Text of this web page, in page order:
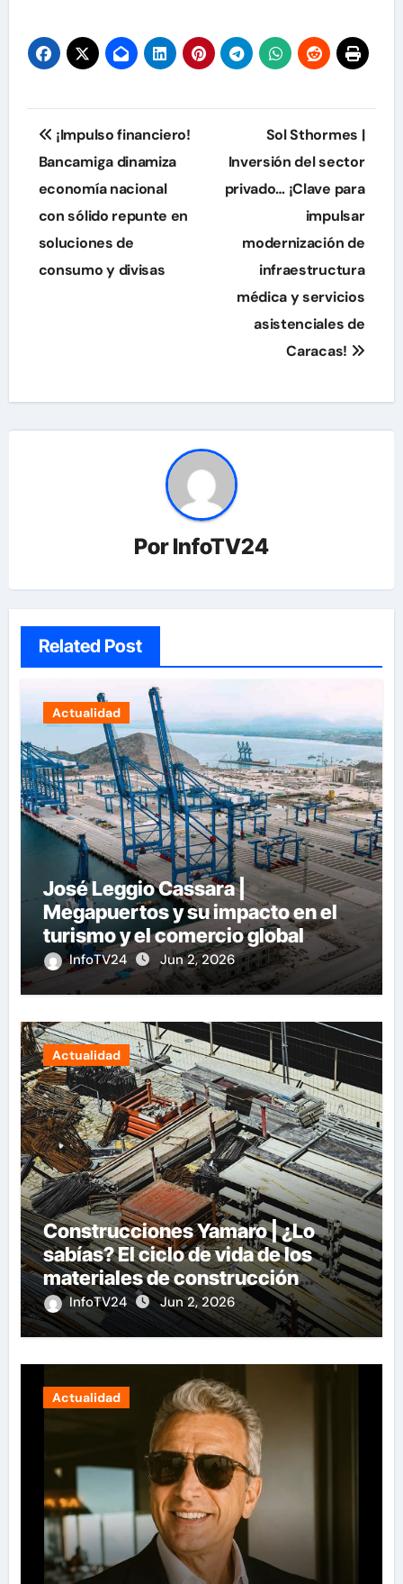
entradas
Navegación
de
entradas
¡Impulso financiero!
Bancamiga dinamiza
economía nacional
con sólido repunte en
soluciones de
consumo y divisas
Sol Sthormes |
Inversión del sector
privado… ¡Clave para
impulsar
modernización de
infraestructura
médica y servicios
asistenciales de
Caracas!
PorInfoTV24
Related Post
Actualidad
José Leggio Cassara |
Megapuertos y su impacto en el
turismo y el comercio global
InfoTV24 Jun 2, 2026
Actualidad
Construcciones Yamaro | ¿Lo
sabías? El ciclo de vida de los
materiales de construcción
revoluciona eficiencia en
proyectos modernos
InfoTV24 Jun 2, 2026
Actualidad